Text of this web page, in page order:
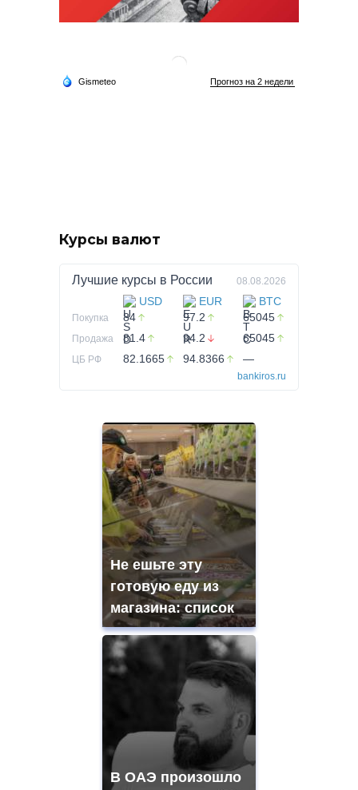
Курсы валют
Лучшие курсы в России 08.08.2026
USD EUR BTC
Покупка 84 97.2 65045
Продажа 81.4 94.2 65045
ЦБ РФ 82.1665 94.8366 —
bankiros.ru
Не ешьте эту
готовую еду из
магазина: список
В ОАЭ произошло